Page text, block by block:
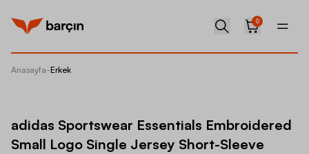
0
Anasayfa-Erkek
adidas Sportswear Essentials Embroidered
Small Logo Single Jersey Short-Sleeve